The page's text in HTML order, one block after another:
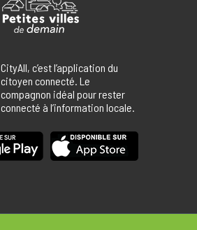
CityAll, c’est l’application du
citoyen connecté. Le
compagnon idéal pour rester
connecté à l’information locale.